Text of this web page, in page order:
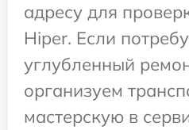
адресу для
Hiper. Если
углубленный
организуем
мастерскую в